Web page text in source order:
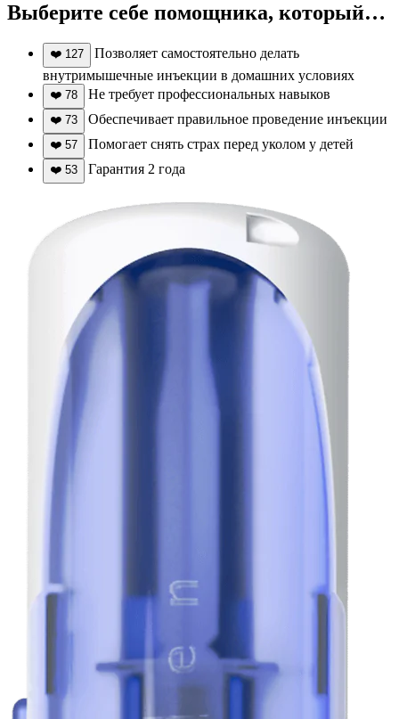
Выберите себе помощника, который…
❤️ 127
Позволяет самостоятельно делать
внутримышечные инъекции в домашних условиях
❤️ 78 Не требует профессиональных навыков
❤️ 73 Обеспечивает правильное проведение инъекции
❤️ 57 Помогает снять страх перед уколом у детей
❤️ 53 Гарантия 2 года